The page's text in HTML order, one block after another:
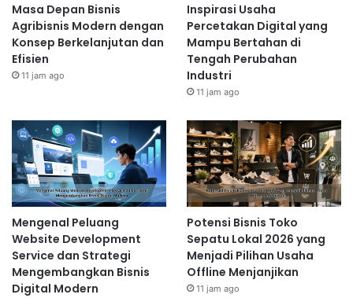
Masa Depan Bisnis
Agribisnis Modern dengan
Konsep Berkelanjutan dan
Efisien
11 jam ago
Inspirasi Usaha
Percetakan Digital yang
Mampu Bertahan di
Tengah Perubahan
Industri
11 jam ago
Mengenal Peluang
Website Development
Service dan Strategi
Mengembangkan Bisnis
Digital Modern
Potensi Bisnis Toko
Sepatu Lokal 2026 yang
Menjadi Pilihan Usaha
Offline Menjanjikan
11 jam ago